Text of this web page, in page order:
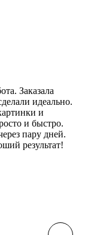
Заказала
идеально.
и
и быстро.
пару дней.
результат!